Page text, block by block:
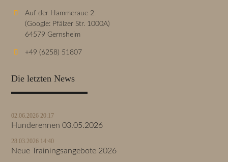
Auf der Hammeraue 2
(Google: Pfälzer Str. 1000A)
64579 Gernsheim
+49 (6258) 51807
Die letzten News
02.06.2026 20:17
Hunderennen 03.05.2026
28.03.2026 14:40
Neue Trainingsangebote 2026